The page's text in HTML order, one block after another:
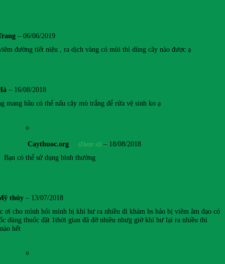
– 06/06/2019
đường tiết niệu , ra dịch vàng có mùi thì dùng cây nào được ạ
– 16/08/2018
mang bầu có thể nấu cây mò trắng để rửa vệ sinh ko ạ
Caythuoc.org (Dược sĩ) – 18/08/2018
Bạn có thể sử dụng bình thường
thúy – 13/07/2018
ơi cho mình hỏi mình bị khí hư ra nhiều đi khám bs bảo bị viêm âm đạo có
dùng thuốc đặt 1thời gian đã đỡ nhiều nhưg giờ khí hư lại ra nhiều thì
hết